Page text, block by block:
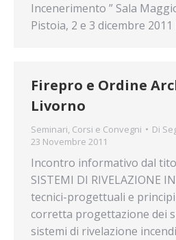
Incenerimento ” Sala
Pistoia, 2 e 3 dicembre
Firepro e Ordine
Livorno
Seminari, Corsi e Convegni Di
23 Novembre 2011
Incontro informativo dal
SISTEMI DI RIVELAZIONE
tecnici-progettuali e
corretta progettazione dei
sistemi di rivelazione